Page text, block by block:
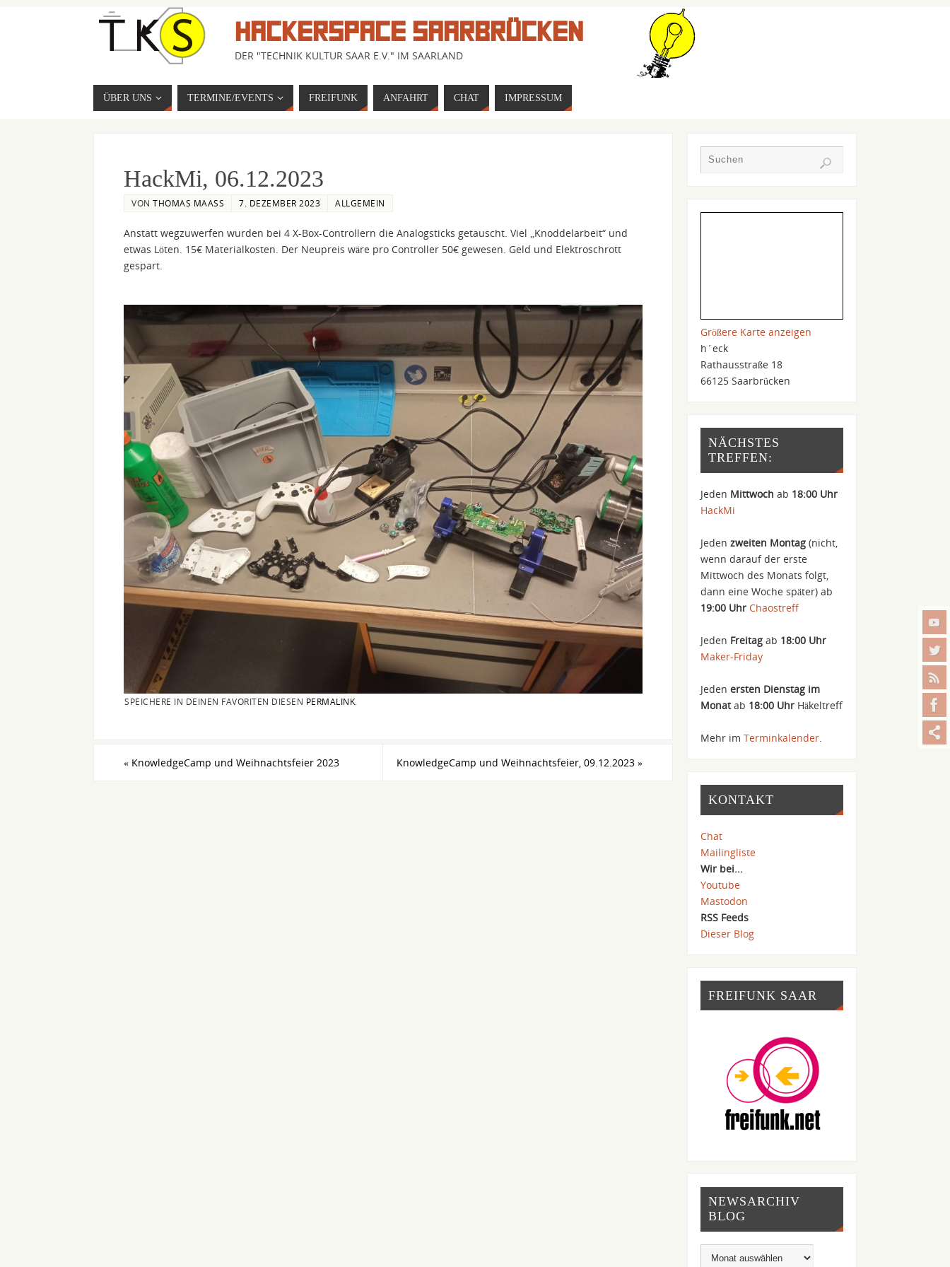
HACKERSPACE SAARBRÜCKEN
DER "TECHNIK KULTUR SAAR E.V." IM SAARLAND
ÜBER UNS TERMINE/EVENTS FREIFUNK ANFAHRT CHAT IMPRESSUM
HackMi, 06.12.2023
VON THOMAS MAASS 7. DEZEMBER 2023 ALLGEMEIN
Anstatt wegzuwerfen wurden bei 4 X-Box-Controllern die Analogsticks getauscht. Viel „Knoddelarbeit“ und
etwas Löten. 15€ Materialkosten. Der Neupreis wäre pro Controller 50€ gewesen. Geld und Elektroschrott
gespart.
SPEICHERE IN DEINEN FAVORITEN DIESEN PERMALINK.
« KnowledgeCamp und Weihnachtsfeier 2023 KnowledgeCamp und Weihnachtsfeier, 09.12.2023 »
Größere Karte anzeigen
h´eck
Rathausstraße 18
66125 Saarbrücken
NÄCHSTES
TREFFEN:
Jeden Mittwoch ab 18:00 Uhr
HackMi
Jedenzweiten Montag (nicht,
wenn darauf der erste
Mittwoch des Monats folgt,
dann eine Woche später) ab
19:00 Uhr Chaostreff
Jeden Freitag ab 18:00 Uhr
Maker-Friday
Jedenersten Dienstag im
Monatab 18:00 Uhr Häkeltreff
Mehr imTerminkalender.
KONTAKT
Chat
Mailingliste
Wir bei...
Youtube
Mastodon
RSS Feeds
Dieser Blog
FREIFUNK SAAR
NEWSARCHIV
BLOG